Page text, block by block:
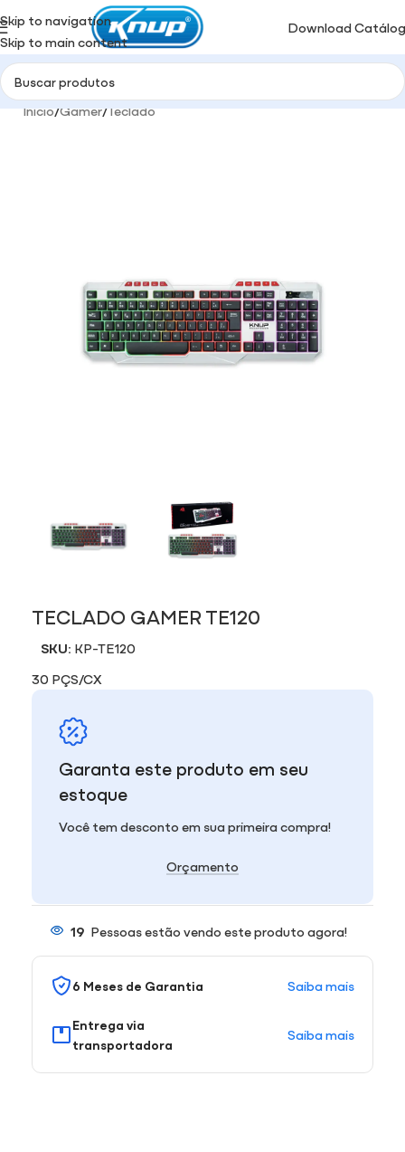
Skip to navigation
Skip to main content
Download
Início/Gamer/Teclado
TECLADO GAMER TE120
SKU: KP-TE120
30 PÇS/CX
Garanta este produto em seu
estoque
Você tem desconto em sua primeira compra!
Orçamento
19 Pessoas estão vendo este produto agora!
6 Meses de Garantia Saiba mais
Entrega via
transportadora
Saiba mais